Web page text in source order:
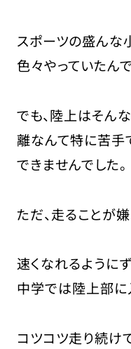
スポーツの盛んな
色々やっていたんで
でも、陸上はそん
離なんて特に苦手
できませんでした。
ただ、走ることが
速くなれるように
中学では陸上部に
コツコツ走り続け